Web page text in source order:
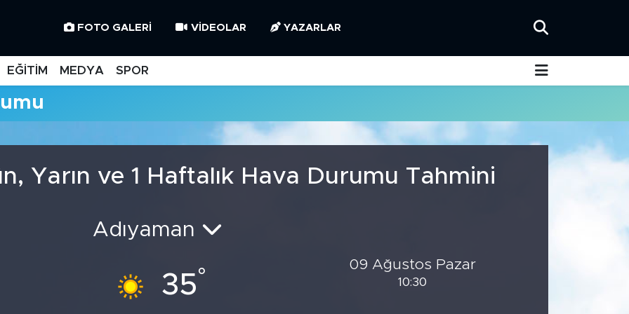
FOTO GALERI VIDEOLAR YAZARLAR
EĞİTİM MEDYA SPOR
Yarın ve 1 Haftalık Hava Durumu Tahmini
Adıyaman
35°
09 Ağustos Pazar
10:30